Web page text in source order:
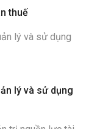
thuế
lý và sử dụng